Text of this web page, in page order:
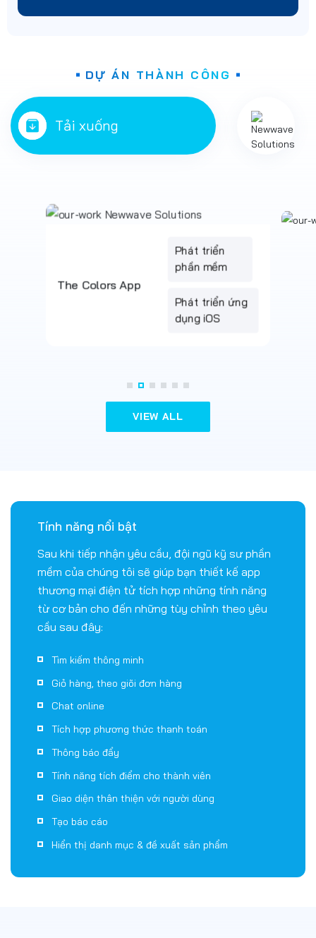
DỰ ÁN THÀNH CÔNG
Tải xuống
Real Estate Software
Thiết kế UI/UX
VIEW ALL
Sau khi tiếp nhận yêu cầu, đội ngũ kỹ sư phần
thương mại điện tử tích hợp những tính năng
từ cơ bản cho đến những tùy chỉnh theo yêu
cầu sau đây:
Tìm kiếm thông minh
Giỏ hàng, theo giõi đơn hàng
Thông báo đẩy
Tính năng tích điểm cho thành viên
Giao diện thân thiện với người dùng
Tạo báo cáo